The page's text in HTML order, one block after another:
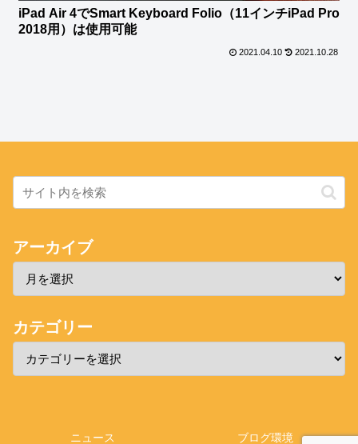
iPad Air 4でSmart Keyboard Folio（11インチiPad Pro
2018用）は使用可能
2021.04.10 2021.10.28
アーカイブ
カテゴリー
ニュース ブログ環境